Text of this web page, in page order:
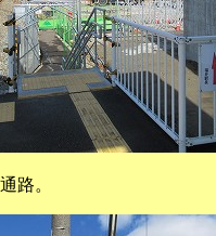
路。